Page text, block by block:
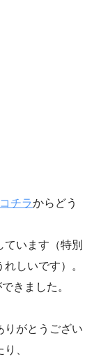
コチラからどう
います（特別
しいです）。
きました。
りがとうござい
、